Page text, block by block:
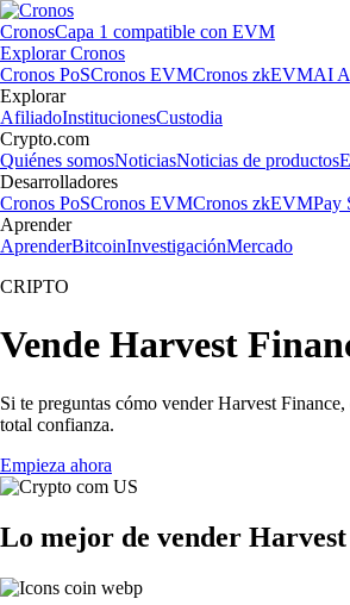
CronosCapa 1 compatible con EVM
Explorar Cronos
Cronos PoSCronos EVMCronos zkEVMAI
Explorar
AfiliadoInstitucionesCustodia
Crypto.com
Quiénes somosNoticiasNoticias de productos
Desarrolladores
Cronos PoSCronos EVMCronos zkEVMPay
Aprender
AprenderBitcoinInvestigaciónMercado
CRIPTO
Vende Harvest
Si te preguntas cómo vender Harvest
total confianza.
Empieza ahora
Lo mejor de vender Harvest